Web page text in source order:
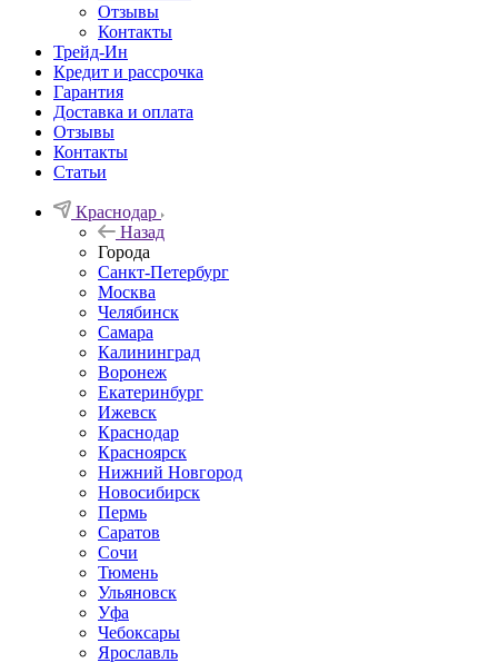
Отзывы
Контакты
Трейд-Ин
Кредит и рассрочка
Гарантия
Доставка и оплата
Отзывы
Контакты
Статьи
Краснодар
Назад
Города
Санкт-Петербург
Москва
Челябинск
Самара
Калининград
Воронеж
Екатеринбург
Ижевск
Краснодар
Красноярск
Нижний Новгород
Новосибирск
Пермь
Саратов
Сочи
Тюмень
Ульяновск
Уфа
Чебоксары
Ярославль